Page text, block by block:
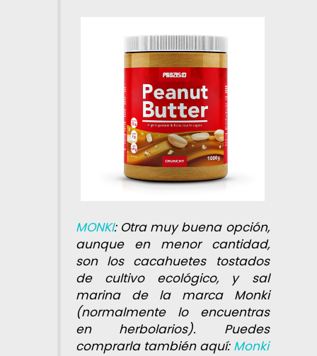
MONKI: Otra muy buena opción,
aunque en menor cantidad,
son los cacahuetes tostados
de cultivo ecológico, y sal
marina de la marca Monki
(normalmente lo encuentras
en herbolarios). Puedes
comprarla también aquí: Monki